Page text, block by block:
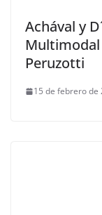
Achával y
Multimodal
Peruzotti
15 de febrero de